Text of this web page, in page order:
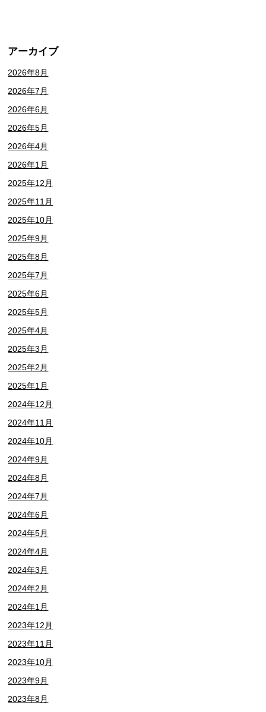
アーカイブ
2026年8月
2026年7月
2026年6月
2026年5月
2026年4月
2026年1月
2025年12月
2025年11月
2025年10月
2025年9月
2025年8月
2025年7月
2025年6月
2025年5月
2025年4月
2025年3月
2025年2月
2025年1月
2024年12月
2024年11月
2024年10月
2024年9月
2024年8月
2024年7月
2024年6月
2024年5月
2024年4月
2024年3月
2024年2月
2024年1月
2023年12月
2023年11月
2023年10月
2023年9月
2023年8月